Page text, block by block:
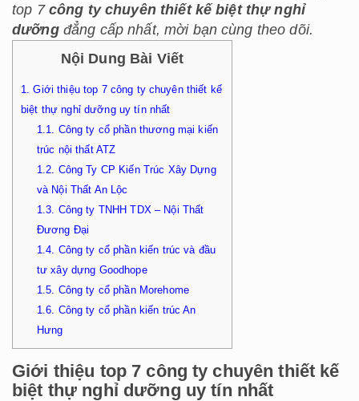
top 7 công ty chuyên thiết kế biệt thự nghỉ
dưỡngđẳng cấp nhất, mời bạn cùng theo dõi.
Nội Dung Bài Viết
1. Giới thiệu top 7 công ty chuyên thiết kế
biệt thự nghỉ dưỡng uy tín nhất
1.1. Công ty cổ phần thương mại kiến
trúc nội thất ATZ
1.2. Công Ty CP Kiến Trúc Xây Dựng
và Nội Thất An Lộc
1.3. Công ty TNHH TDX – Nội Thất
Đương Đại
1.4. Công ty cổ phần kiến trúc và đầu
tư xây dựng Goodhope
1.5. Công ty cổ phần Morehome
1.6. Công ty cổ phần kiến trúc An
Hưng
Giới thiệu top 7 công ty chuyên thiết kế
biệt thự nghỉ dưỡng uy tín nhất